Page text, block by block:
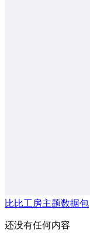
比比工房主题数据包
还没有任何内容